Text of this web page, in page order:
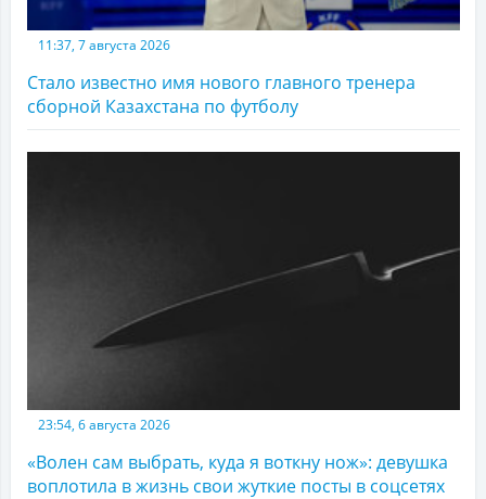
11:37, 7 августа 2026
Стало известно имя нового главного тренера
сборной Казахстана по футболу
23:54, 6 августа 2026
«Волен сам выбрать, куда я воткну нож»: девушка
воплотила в жизнь свои жуткие посты в соцсетях